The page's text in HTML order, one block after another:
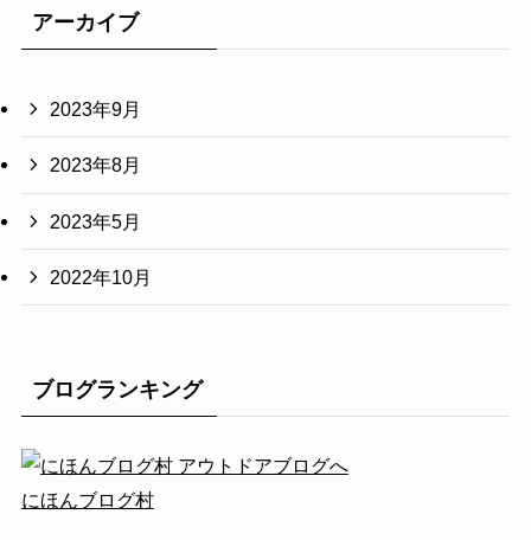
アーカイブ
2023年9月
2023年8月
2023年5月
2022年10月
ブログランキング
にほんブログ村